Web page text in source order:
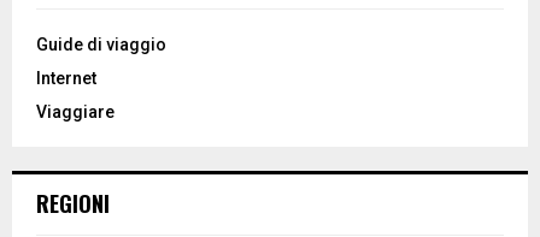
o
:
Guide di viaggio
Internet
Viaggiare
REGIONI